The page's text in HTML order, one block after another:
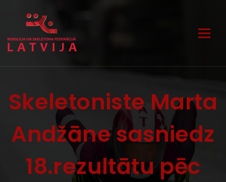
Skeletoniste Marta
Andžāne sasniedz
18.rezultātu pēc